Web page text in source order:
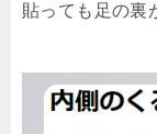
貼っても足の裏